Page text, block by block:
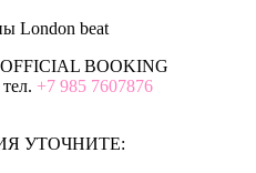
BOOKING
+7 985 7607876
УТОЧНИТЕ: